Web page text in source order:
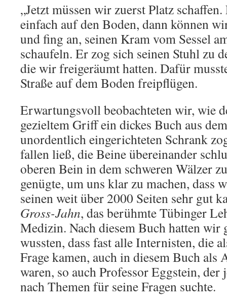
„Jetzt müssen wir zuerst Platz
einfach auf den Boden, dann können
und fing an, seinen Kram vom Sessel
schaufeln. Er zog sich seinen Stuhl zu
die wir freigeräumt hatten. Dafür
Straße auf dem Boden freipflügen.
Erwartungsvoll beobachteten wir, wie
gezieltem Griff ein dickes Buch aus
unordentlich eingerichteten Schrank
fallen ließ, die Beine übereinander
oberen Bein in dem schweren Wälzer
genügte, um uns klar zu machen, dass
seinen weit über 2000 Seiten sehr gut
Gross-Jahn, das berühmte Tübinger
Medizin. Nach diesem Buch hatten
wussten, dass fast alle Internisten, die
Frage kamen, auch in diesem Buch als
waren, so auch Professor Eggstein,
nach Themen für seine Fragen suchte.